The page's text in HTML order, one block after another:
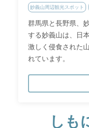
妙義山周辺観光スポット
群馬県と長野県、
する妙義山は、日
激しく侵食された
れています。
しも